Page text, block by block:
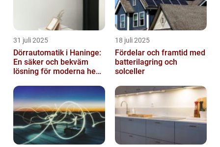
31 juli 2025
Dörrautomatik i Haninge:
En säker och bekväm
lösning för moderna hem
18 juli 2025
Fördelar och framtid med
batterilagring och
solceller